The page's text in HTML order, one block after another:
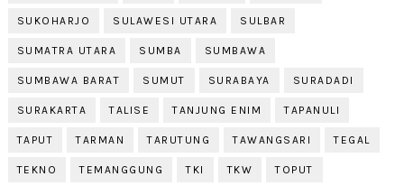
SUKOHARJO SULAWESI UTARA SULBAR
SUMATRA UTARA SUMBA SUMBAWA
SUMBAWA BARAT SUMUT SURABAYA SURADADI
SURAKARTA TALISE TANJUNG ENIM TAPANULI
TAPUT TARMAN TARUTUNG TAWANGSARI TEGAL
TEKNO TEMANGGUNG TKI TKW TOPUT